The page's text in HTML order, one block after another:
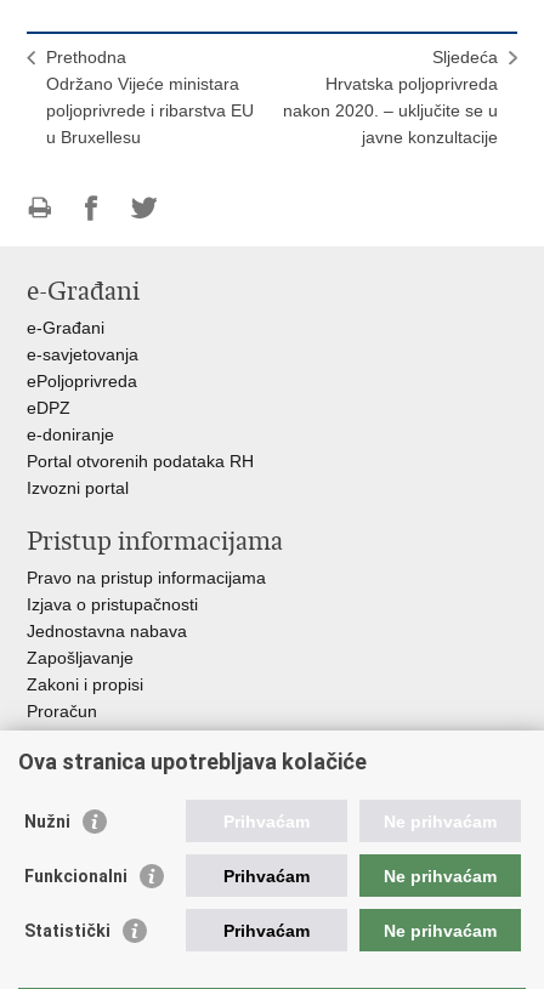
Prethodna
Održano Vijeće ministara
poljoprivrede i ribarstva EU
u Bruxellesu
Sljedeća
Hrvatska poljoprivreda
nakon 2020. – uključite se u
javne konzultacije
FacebookuTwitteru
e-Građani
e-Građani
e-savjetovanja
ePoljoprivreda
eDPZ
e-doniranje
Portal otvorenih podataka RH
Izvozni portal
Pristup informacijama
Pravo na pristup informacijama
Izjava o pristupačnosti
Jednostavna nabava
Zapošljavanje
Zakoni i propisi
Proračun
RH
Važne poveznice
Hrvatska agencija za poljoprivredu i hranu
Agencija za plaćanja u poljoprivredi, ribarstvu i ruralnom
razvoju
Ova stranica upotrebljava kolačiće
Nužni Prihvaćam Ne prihvaćam
Funkcionalni Prihvaćam Ne prihvaćam
Statistički Prihvaćam Ne prihvaćam